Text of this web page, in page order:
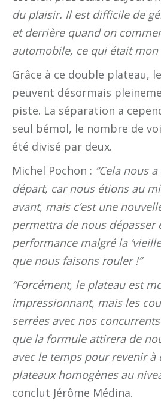
du plaisir. Il est difficile de
et derrière quand on
automobile, ce qui était mon
Grâce à ce double plateau,
peuvent désormais
piste. La séparation a
seul bémol, le nombre de
été divisé par deux.
Michel Pochon : “Cela nous
départ, car nous étions au
avant, mais c’est une
permettra de nous dépasser
performance malgré la
que nous faisons rouler !”
“Forcément, le plateau est
impressionnant, mais les
serrées avec nos
que la formule attirera de
avec le temps pour revenir à
plateaux homogènes au
conclut Jérôme Médina.